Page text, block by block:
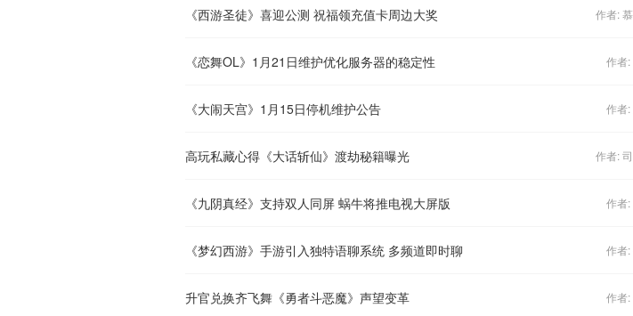
《西游圣徒》喜迎公测 祝福领充值卡周边大奖 作者:
《恋舞OL》1月21日维护优化服务器的稳定性 作者
《大闹天宫》1月15日停机维护公告 作者
高玩私藏心得《大话斩仙》渡劫秘籍曝光 作者:
《九阴真经》支持双人同屏 蜗牛将推电视大屏版 作者
《梦幻西游》手游引入独特语聊系统 多频道即时聊 作者
升官兑换齐飞舞《勇者斗恶魔》声望变革 作者